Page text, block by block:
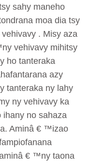
sahy maneho
moa dia tsy
. Misy aza
vehivavy mihitsy
ho tanteraka
azy
tanteraka ny lahy
ny vehivavy ka
ihany no sahaza
Aminâ € ™izao
€ ™ny taona